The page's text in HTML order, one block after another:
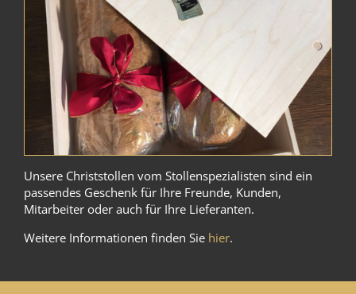
Unsere Christstollen vom Stollenspezialisten sind ein
passendes Geschenk für Ihre Freunde, Kunden,
Mitarbeiter oder auch für Ihre Lieferanten.
Weitere Informationen finden Sie hier.